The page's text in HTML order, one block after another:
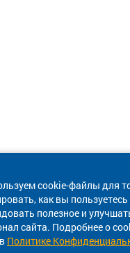
cookie-файлы для
как вы
полезное и
сайта. Подробнее о
Политике
Техническая поддержка
8 800 600-03-